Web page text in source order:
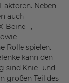
Neben
auch
Beine –,
Rolle spielen.
kann den
sind Knie- und
großen Teil des